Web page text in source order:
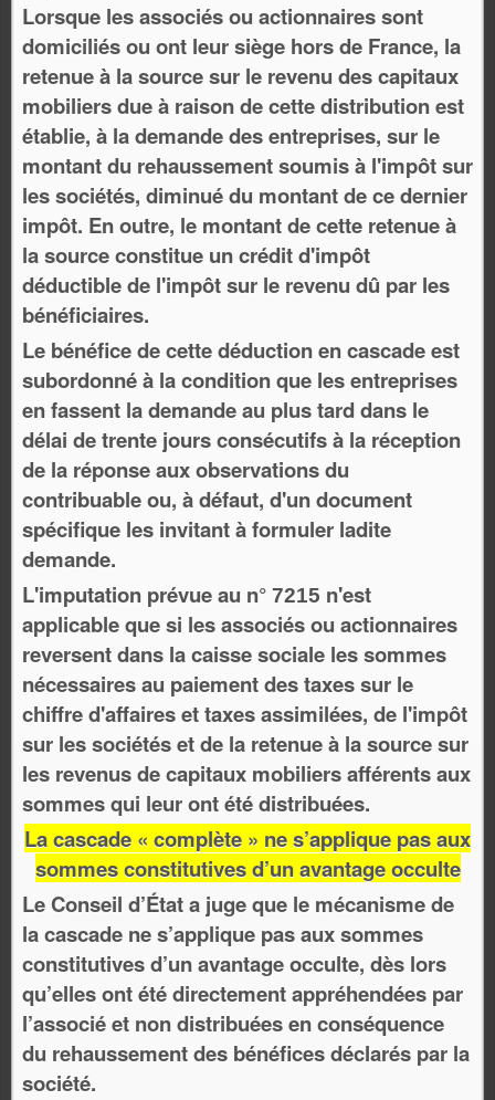
Lorsque les associés ou actionnaires sont
domiciliés ou ont leur siège hors de France, la
retenue à la source sur le revenu des capitaux
mobiliers due à raison de cette distribution est
établie, à la demande des entreprises, sur le
montant du rehaussement soumis à l'impôt sur
les sociétés, diminué du montant de ce dernier
impôt. En outre, le montant de cette retenue à
la source constitue un crédit d'impôt
déductible de l'impôt sur le revenu dû par les
bénéficiaires.
Le bénéfice de cette déduction en cascade est
subordonné à la condition que les entreprises
en fassent la demande au plus tard dans le
délai de trente jours consécutifs à la réception
de la réponse aux observations du
contribuable ou, à défaut, d'un document
spécifique les invitant à formuler ladite
demande.
L'imputation prévue au n° 7215 n'est
applicable que si les associés ou actionnaires
reversent dans la caisse sociale les sommes
nécessaires au paiement des taxes sur le
chiffre d'affaires et taxes assimilées, de l'impôt
sur les sociétés et de la retenue à la source sur
les revenus de capitaux mobiliers afférents aux
sommes qui leur ont été distribuées.
La cascade « complète » ne s’applique pas aux
sommes constitutives d’un avantage occulte
Le Conseil d’État a juge que le mécanisme de
la cascade ne s’applique pas aux sommes
constitutives d’un avantage occulte, dès lors
qu’elles ont été directement appréhendées par
l’associé et non distribuées en conséquence
du rehaussement des bénéfices déclarés par la
société.